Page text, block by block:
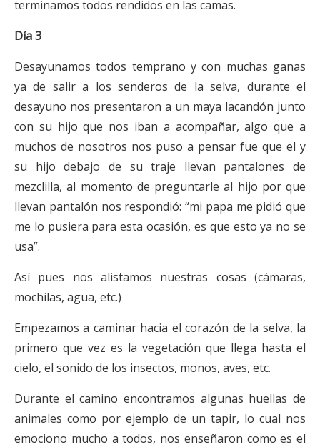
terminamos todos rendidos en las camas.
Día 3
Desayunamos todos temprano y con muchas ganas
ya de salir a los senderos de la selva, durante el
desayuno nos presentaron a un maya lacandón junto
con su hijo que nos iban a acompañar, algo que a
muchos de nosotros nos puso a pensar fue que el y
su hijo debajo de su traje llevan pantalones de
mezclilla, al momento de preguntarle al hijo por que
llevan pantalón nos respondió: “mi papa me pidió que
me lo pusiera para esta ocasión, es que esto ya no se
usa”.
Así pues nos alistamos nuestras cosas (cámaras,
mochilas, agua, etc.)
Empezamos a caminar hacia el corazón de la selva, la
primero que vez es la vegetación que llega hasta el
cielo, el sonido de los insectos, monos, aves, etc.
Durante el camino encontramos algunas huellas de
animales como por ejemplo de un tapir, lo cual nos
emociono mucho a todos, nos enseñaron como es el